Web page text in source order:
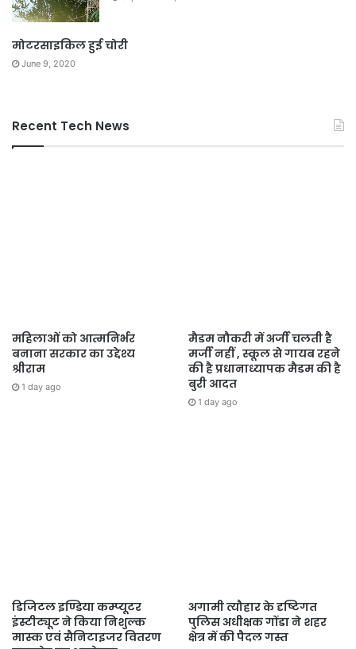
मोटरसाइकिल हुई चोरी
June 9, 2020
Recent Tech News
महिलाओं को आत्मनिर्भर
बनाना सरकार का उद्देश्य
श्रीराम
1 day ago
मैडम नौकरी में अर्जी चलती है
मर्जी नहीं , स्कूल से गायब रहने
की है प्रधानाध्यापक मैडम की है
बुरी आदत
1 day ago
डिजिटल इण्डिया कम्प्यूटर
इंस्टीट्यूट ने किया निशुल्क
मास्क एवं सैनिटाइजर वितरण
अगामी त्यौहार के दृष्टिगत
पुलिस अधीक्षक गोंडा ने शहर
क्षेत्र में की पैदल गस्त